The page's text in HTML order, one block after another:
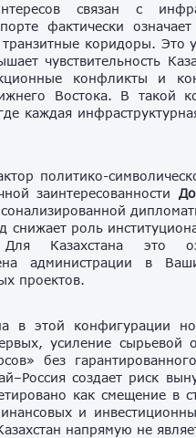
связан с
фактически
коридоры. Это
чувствительность
конфликты и
Востока. В такой
каждая
политико-
заинтересованности
роль
Казахстана это
администрации в
проектов.
в этой конфигурации
усиление
без
создает риск
как смещение в
и
напрямую не